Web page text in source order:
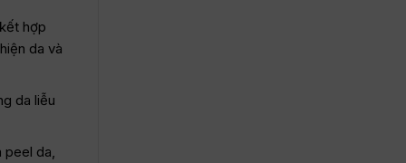
hợp
da và
da liễu
da,